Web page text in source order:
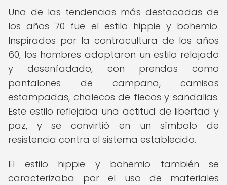
Una de las tendencias más destacadas de
los años 70 fue el estilo hippie y bohemio.
Inspirados por la contracultura de los años
60, los hombres adoptaron un estilo relajado
y desenfadado, con prendas como
pantalones de campana, camisas
estampadas, chalecos de flecos y sandalias.
Este estilo reflejaba una actitud de libertad y
paz, y se convirtió en un símbolo de
resistencia contra el sistema establecido.
El estilo hippie y bohemio también se
caracterizaba por el uso de materiales